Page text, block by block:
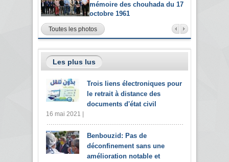
mémoire des chouhada du 17
octobre 1961
Toutes les photos
Les plus lus
Trois liens électroniques pour
le retrait à distance des
documents d'état civil
16 mai 2021 |
Benbouzid: Pas de
déconfinement sans une
amélioration notable et